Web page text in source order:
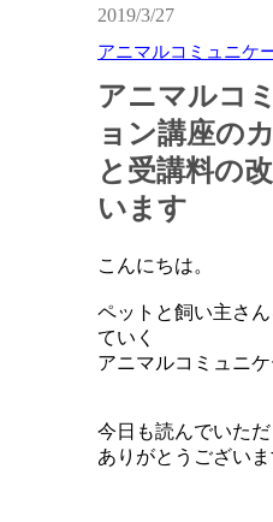
2019/3/27
アニマルコミュニケ
アニマルコ
ョン講座の
と受講料の
います
こんにちは。
ペットと飼い主さ
ていく
アニマルコミュニケ
今日も読んでいただ
ありがとうございま